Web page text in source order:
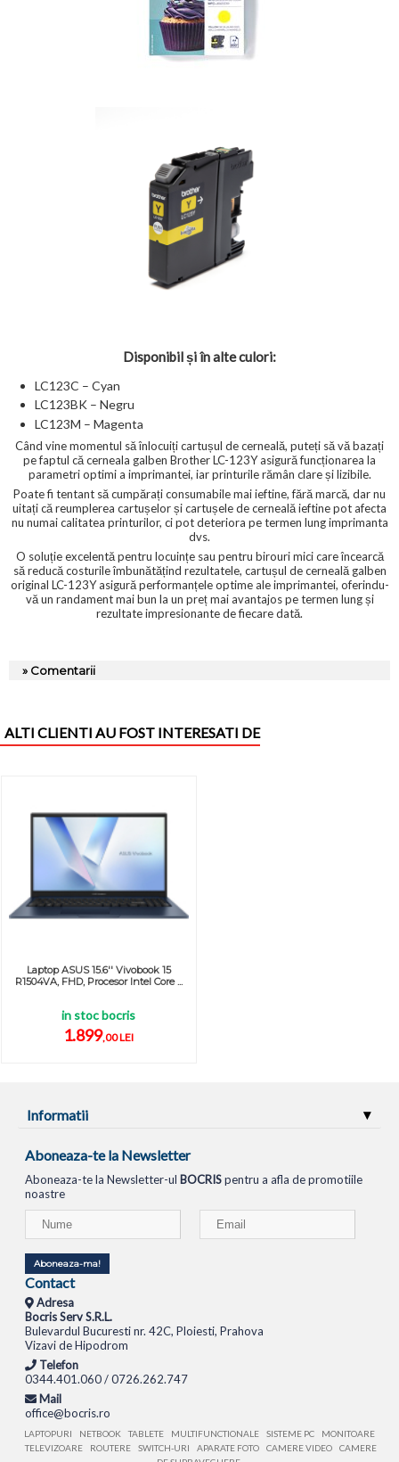
Disponibil și în alte culori:
LC123C – Cyan
LC123BK – Negru
LC123M – Magenta
Când vine momentul să înlocuiți cartușul de cerneală, puteți să vă bazați
pe faptul că cerneala galben Brother LC-123Y asigură funcționarea la
parametri optimi a imprimantei, iar printurile rămân clare și lizibile.
Poate fi tentant să cumpărați consumabile mai ieftine, fără marcă, dar nu
uitați că reumplerea cartușelor și cartușele de cerneală ieftine pot afecta
nu numai calitatea printurilor, ci pot deteriora pe termen lung imprimanta
dvs.
O soluție excelentă pentru locuințe sau pentru birouri mici care încearcă
să reducă costurile îmbunătățind rezultatele, cartușul de cerneală galben
original LC-123Y asigură performanțele optime ale imprimantei, oferindu-
vă un randament mai bun la un preț mai avantajos pe termen lung și
rezultate impresionante de fiecare dată.
» Comentarii
ALTI CLIENTI AU FOST INTERESATI DE
Laptop ASUS 15.6'' Vivobook 15
R1504VA, FHD, Procesor Intel Core ...
in stoc bocris
1.899,00 LEI
Informatii
Aboneaza-te la Newsletter
Aboneaza-te la Newsletter-ul BOCRISpentru a afla de promotiile
noastre
Aboneaza-ma!
Contact
Adresa
Bocris Serv S.R.L.
Bulevardul Bucuresti nr. 42C, Ploiesti, Prahova
Vizavi de Hipodrom
Telefon
0344.401.060 / 0726.262.747
Mail
office@bocris.ro
LAPTOPURI NETBOOK TABLETE MULTIFUNCTIONALE SISTEME PC
MONITOARE
TELEVIZOARE
ROUTERE SWITCH-URI APARATE FOTO CAMERE VIDEO
CAMERE